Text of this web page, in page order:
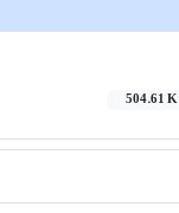
504.61 K